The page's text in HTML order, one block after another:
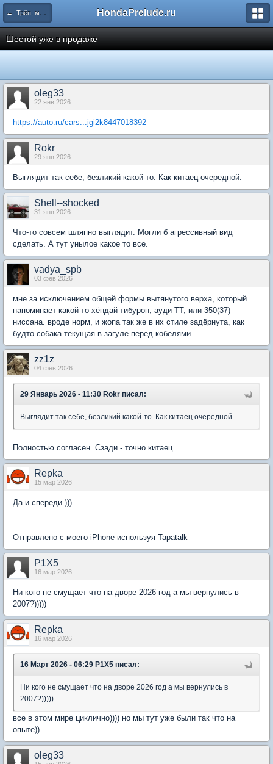
← Трёп, мемасики и байки HondaPrelude.ru
Шестой уже в продаже
oleg33
22 янв 2026
https://auto.ru/cars...jgi2k8447018392
Rokr
29 янв 2026
Выглядит так себе, безликий какой-то. Как китаец очередной.
Shell--shocked
31 янв 2026
Что-то совсем шляпно выглядит. Могли б агрессивный вид
сделать. А тут унылое какое то все.
vadya_spb
03 фев 2026
мне за исключением общей формы вытянутого верха, который
напоминает какой-то хёндай тибурон, ауди ТТ, или 350(37)
ниссана. вроде норм, и жопа так же в их стиле задёрнута, как
будто собака текущая в загуле перед кобелями.
zz1z
04 фев 2026
29 Январь 2026 - 11:30 Rokr писал:
Выглядит так себе, безликий какой-то. Как китаец очередной.
Полностью согласен. Сзади - точно китаец.
Repka
15 мар 2026
Да и спереди )))
Отправлено с моего iPhone используя Tapatalk
P1X5
16 мар 2026
Ни кого не смущает что на дворе 2026 год а мы вернулись в
2007?)))))
Repka
16 мар 2026
16 Март 2026 - 06:29 P1X5 писал:
Ни кого не смущает что на дворе 2026 год а мы вернулись в
2007?)))))
все в этом мире циклично)))) но мы тут уже были так что на
опыте))
oleg33